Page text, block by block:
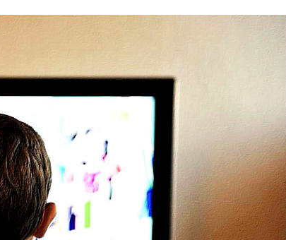
気回復していた‥‥
です。信じて下さい」 ←何でこの主張が通らな
着け」医師「キャー地震よー！」(;ﾟんﾟ)
廃止へ「公務員が海外で遊ぶためにあ
漫画「ながされて藍蘭島」「咲」「らき☆す
てしまう 熊本県八代